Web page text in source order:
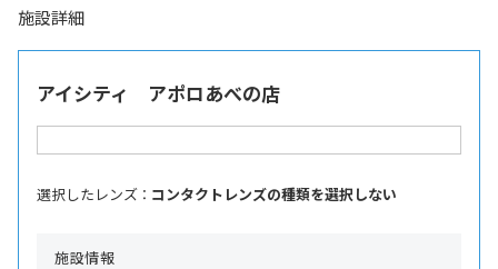
施設詳細
アイシティ アポロあべの店
選択したレンズ ： コンタクトレンズの種類を選択しない
施設情報